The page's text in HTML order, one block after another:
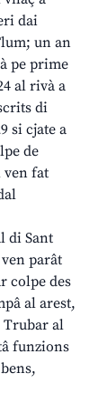
dai
un an
pe prime
al rivà a
di
si cjate a
de
ven fat
di Sant
parât
colpe des
al arest,
Trubar al
funzions